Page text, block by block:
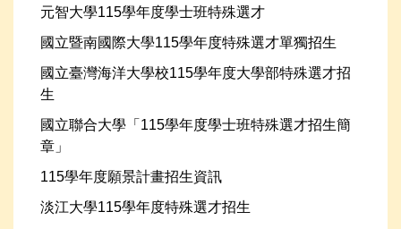
元智大學115學年度學士班特殊選才
國立暨南國際大學115學年度特殊選才單獨招生
國立臺灣海洋大學校115學年度大學部特殊選才招
生
國立聯合大學「115學年度學士班特殊選才招生簡
章」
115學年度願景計畫招生資訊
淡江大學115學年度特殊選才招生